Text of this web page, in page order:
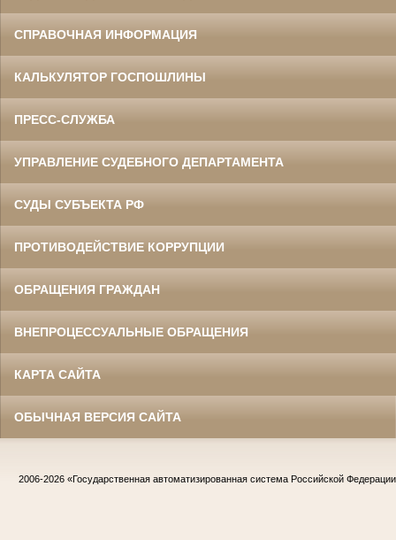
СПРАВОЧНАЯ ИНФОРМАЦИЯ
КАЛЬКУЛЯТОР ГОСПОШЛИНЫ
ПРЕСС-СЛУЖБА
УПРАВЛЕНИЕ СУДЕБНОГО ДЕПАРТАМЕНТА
СУДЫ СУБЪЕКТА РФ
ПРОТИВОДЕЙСТВИЕ КОРРУПЦИИ
ОБРАЩЕНИЯ ГРАЖДАН
ВНЕПРОЦЕССУАЛЬНЫЕ ОБРАЩЕНИЯ
КАРТА САЙТА
ОБЫЧНАЯ ВЕРСИЯ САЙТА
2006-2026 «Государственная автоматизированная система Российской